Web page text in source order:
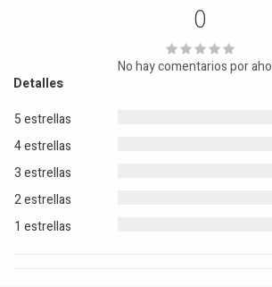
0
No hay comentarios por
Detalles
5 estrellas
4 estrellas
3 estrellas
2 estrellas
1 estrellas